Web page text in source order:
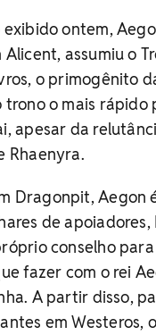
exibido ontem,
assumiu o
o primogênito
trono o mais rápido
apesar da
Rhaenyra.
Dragonpit, Aegon
de apoiadores,
conselho
fazer com o rei
A partir disso,
em Westeros,